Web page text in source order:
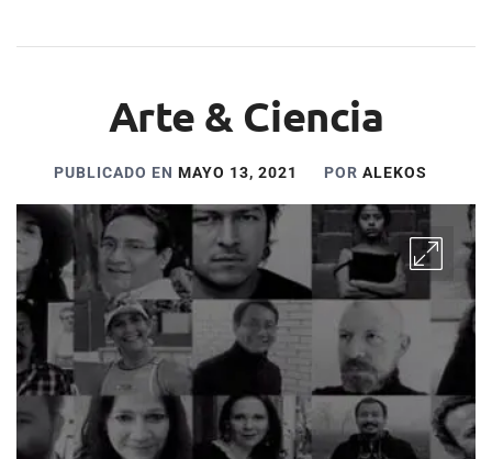
Arte & Ciencia
PUBLICADO EN MAYO 13, 2021 POR ALEKOS